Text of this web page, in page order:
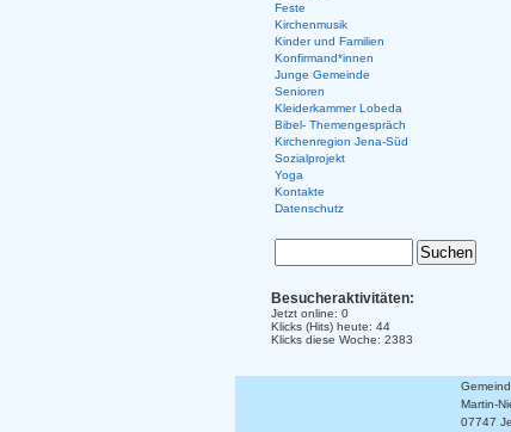
Feste
Kirchenmusik
Kinder und Familien
Konfirmand*innen
Junge Gemeinde
Senioren
Kleiderkammer Lobeda
Bibel- Themengespräch
Kirchenregion Jena-Süd
Sozialprojekt
Yoga
Kontakte
Datenschutz
Besucheraktivitäten:
Jetzt online: 0
Klicks (Hits) heute: 44
Klicks diese Woche: 2383
Martin-
07747